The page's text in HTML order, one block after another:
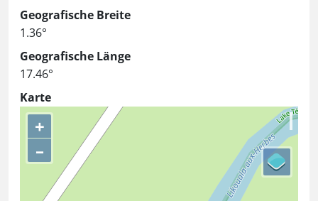
Geografische Breite
1.36°
Geografische Länge
17.46°
Karte
+
–